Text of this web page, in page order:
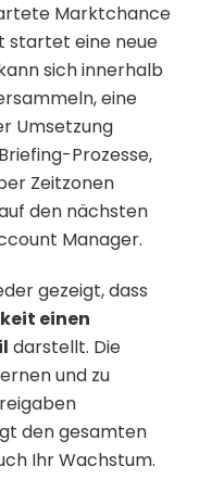
Marktchance
startet eine neue
sich innerhalb
eine
Umsetzung
Prozesse,
Zeitzonen
den nächsten
Manager.
gezeigt, dass
einen
darstellt. Die
und zu
den gesamten
Ihr Wachstum.